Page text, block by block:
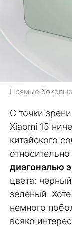
Прямые
С точки
Xiaomi 15
китайского
диагональю
цвета:
зеленый.
немного
всяко